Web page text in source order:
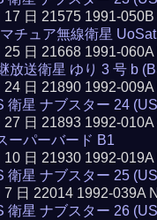
17 日 21575 1991-
チュア無線衛星
25 日 21668 1991-060A
放送衛星 ゆり 3 号 b
24 日 21890 1992-
衛星 ナブスター 24
27 日 21893 1992-
ーパーバード B1
10 日 21930 1992-
衛星 ナブスター 25
7 日 22014 1992-039A
衛星 ナブスター 26